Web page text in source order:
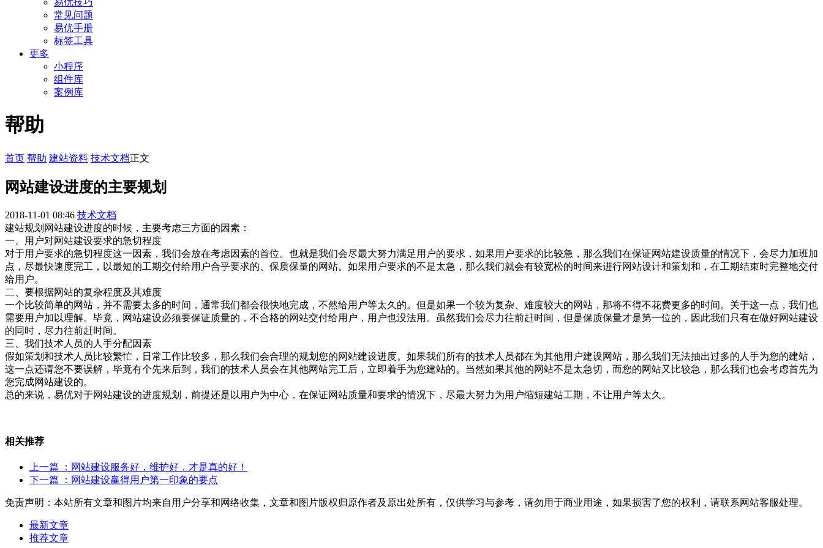
易优技巧
常见问题
易优手册
标签工具
更多
小程序
组件库
案例库
帮助
首页 帮助 建站资料 技术文档正文
网站建设进度的主要规划
2018-11-01 08:46 技术文档
建站规划网站建设进度的时候，主要考虑三方面的因素：
一、用户对网站建设要求的急切程度
对于用户要求的急切程度这一因素，我们会放在考虑因素的首位。也就是我们会尽最大努力满足用户的要求，如果用户要求的比较急，那么我们在保证网站建设质量的情况下，会尽力加班加
点，尽最快速度完工，以最短的工期交付给用户合乎要求的、保质保量的网站。如果用户要求的不是太急，那么我们就会有较宽松的时间来进行网站设计和策划和，在工期结束时完整地交付
给用户。
二、要根据网站的复杂程度及其难度
一个比较简单的网站，并不需要太多的时间，通常我们都会很快地完成，不然给用户等太久的。但是如果一个较为复杂、难度较大的网站，那将不得不花费更多的时间。关于这一点，我们也
需要用户加以理解。毕竟，网站建设必须要保证质量的，不合格的网站交付给用户，用户也没法用。虽然我们会尽力往前赶时间，但是保质保量才是第一位的，因此我们只有在做好网站建设
的同时，尽力往前赶时间。
三、我们技术人员的人手分配因素
假如策划和技术人员比较繁忙，日常工作比较多，那么我们会合理的规划您的网站建设进度。如果我们所有的技术人员都在为其他用户建设网站，那么我们无法抽出过多的人手为您的建站，
这一点还请您不要误解，毕竟有个先来后到，我们的技术人员会在其他网站完工后，立即着手为您建站的。当然如果其他的网站不是太急切，而您的网站又比较急，那么我们也会考虑首先为
您完成网站建设的。
总的来说，易优对于网站建设的进度规划，前提还是以用户为中心，在保证网站质量和要求的情况下，尽最大努力为用户缩短建站工期，不让用户等太久。
相关推荐
上一篇
：网站建设服务好，维护好，才是真的好！
下一篇
：网站建设赢得用户第一印象的要点
免责声明：本站所有文章和图片均来自用户分享和网络收集，文章和图片版权归原作者及原出处所有，仅供学习与参考，请勿用于商业用途，如果损害了您的权利，请联系网站客服处理。
最新文章
推荐文章